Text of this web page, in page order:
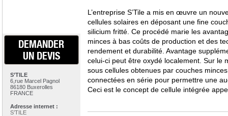
DEMANDER
UN DEVIS
S’TILE
6,rue Marcel Pagnol
86180 Buxerolles
FRANCE
Adresse internet :
S’TILE
L’entreprise S’Tile a mis en œuvre un
cellules solaires en déposant une fine
silicium fritté. Ce procédé marie les
minces à bas coûts de production et des
rendement et durabilité. Avantage
celui-ci peut être oxydé localement. Sur le
sous cellules obtenues par couches
connectées en série pour permettre une
Ceci est le concept de cellule intégrée